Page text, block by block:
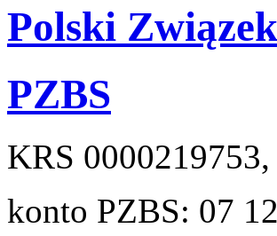
Polski
PZBS
KRS 0000219753
konto PZBS: 07